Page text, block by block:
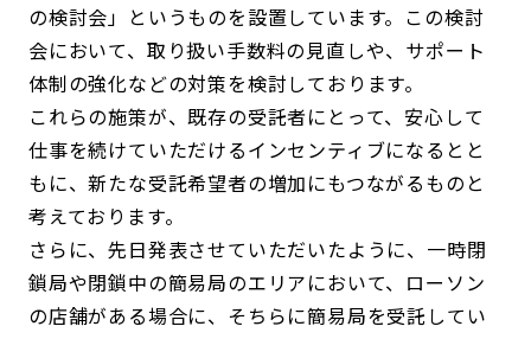
の検討会」というものを設置しています。この検討
会において、取り扱い手数料の見直しや、サポート
体制の強化などの対策を検討しております。
これらの施策が、既存の受託者にとって、安心して
仕事を続けていただけるインセンティブになるとと
もに、新たな受託希望者の増加にもつながるものと
考えております。
さらに、先日発表させていただいたように、一時閉
鎖局や閉鎖中の簡易局のエリアにおいて、ローソン
の店舗がある場合に、そちらに簡易局を受託してい